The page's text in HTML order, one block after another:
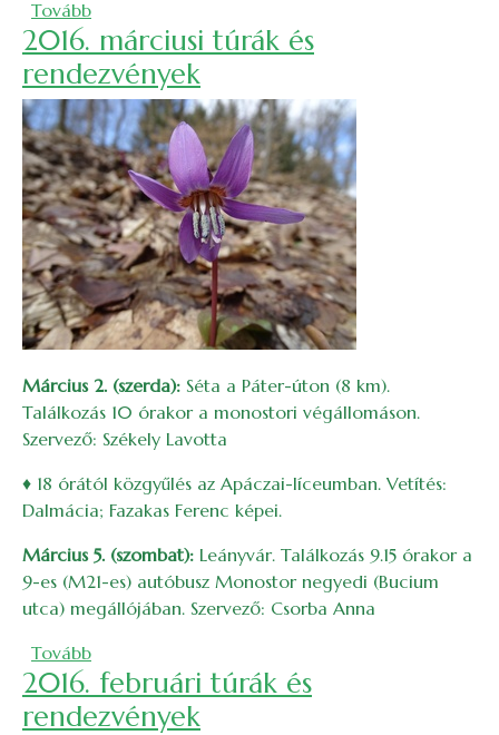
Tovább(2016. áprilisi túrák és rendezvények)
2016. márciusi túrák és
rendezvények
Március 2. (szerda): Séta a Páter-úton (8 km).
Találkozás 10 órakor a monostori végállomáson.
Szervező: Székely Lavotta
♦ 18 órától közgyűlés az Apáczai-líceumban. Vetítés:
Dalmácia; Fazakas Ferenc képei.
Március 5. (szombat): Leányvár. Találkozás 9.15 órakor a
9-es (M21-es) autóbusz Monostor negyedi (Bucium
utca) megállójában. Szervező: Csorba Anna
Tovább(2016. márciusi túrák és rendezvények)
2016. februári túrák és
rendezvények